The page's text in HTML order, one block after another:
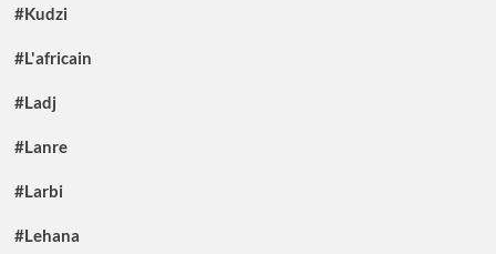
#Kudzi
#L'africain
#Ladj
#Lanre
#Larbi
#Lehana